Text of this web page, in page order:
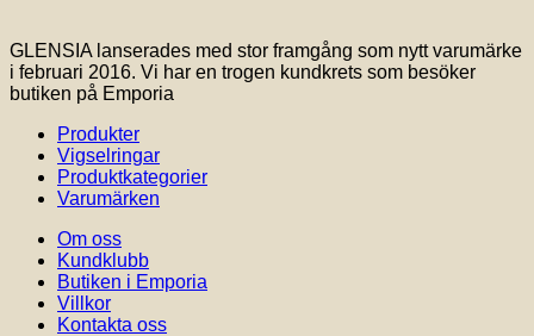
GLENSIA lanserades med stor framgång som nytt varumärke
i februari 2016. Vi har en trogen kundkrets som besöker
butiken på Emporia
Produkter
Vigselringar
Produktkategorier
Varumärken
Om oss
Kundklubb
Butiken i Emporia
Villkor
Kontakta oss